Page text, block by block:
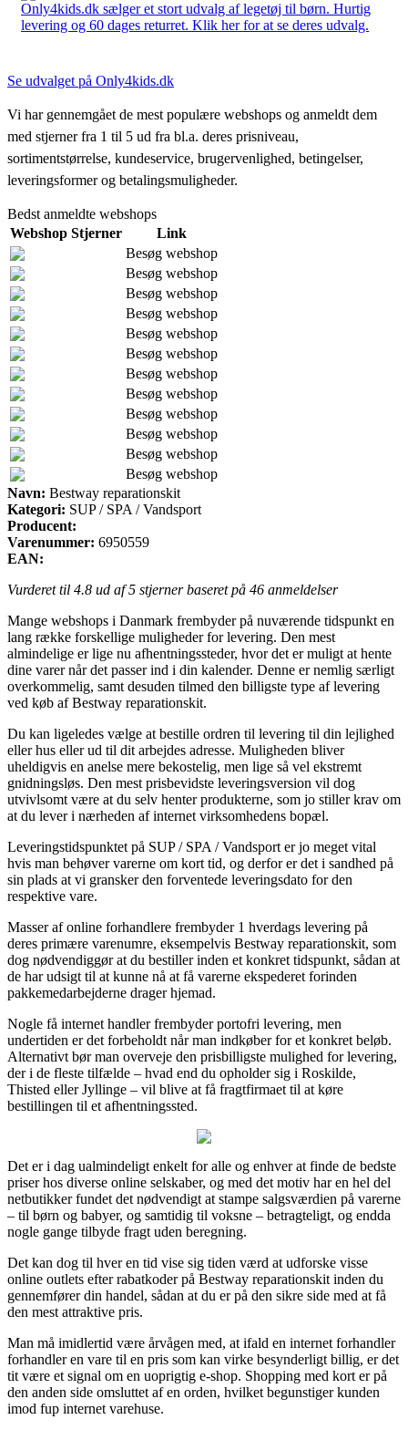
Only4kids.dk sælger et stort udvalg af legetøj til børn. Hurtig
levering og 60 dages returret. Klik her for at se deres udvalg.
Se udvalget på Only4kids.dk
Vi har gennemgået de mest populære webshops og anmeldt dem
med stjerner fra 1 til 5 ud fra bl.a. deres prisniveau,
sortimentstørrelse, kundeservice, brugervenlighed, betingelser,
leveringsformer og betalingsmuligheder.
Bedst anmeldte webshops
Webshop Stjerner
Link
Besøg webshop
Besøg webshop
Besøg webshop
Besøg webshop
Besøg webshop
Besøg webshop
Besøg webshop
Besøg webshop
Besøg webshop
Besøg webshop
Besøg webshop
Besøg webshop
Navn: Bestway reparationskit
Kategori: SUP / SPA / Vandsport
Producent:
Varenummer: 6950559
EAN:
Vurderet til 4.8 ud af 5 stjerner baseret på 46 anmeldelser
Mange webshops i Danmark frembyder på nuværende tidspunkt en
lang række forskellige muligheder for levering. Den mest
almindelige er lige nu afhentningssteder, hvor det er muligt at hente
dine varer når det passer ind i din kalender. Denne er nemlig særligt
overkommelig, samt desuden tilmed den billigste type af levering
ved køb af Bestway reparationskit.
Du kan ligeledes vælge at bestille ordren til levering til din lejlighed
eller hus eller ud til dit arbejdes adresse. Muligheden bliver
uheldigvis en anelse mere bekostelig, men lige så vel ekstremt
gnidningsløs. Den mest prisbevidste leveringsversion vil dog
utvivlsomt være at du selv henter produkterne, som jo stiller krav om
at du lever i nærheden af internet virksomhedens bopæl.
Leveringstidspunktet på SUP / SPA / Vandsport er jo meget vital
hvis man behøver varerne om kort tid, og derfor er det i sandhed på
sin plads at vi gransker den forventede leveringsdato for den
respektive vare.
Masser af online forhandlere frembyder 1 hverdags levering på
deres primære varenumre, eksempelvis Bestway reparationskit, som
dog nødvendiggør at du bestiller inden et konkret tidspunkt, sådan at
de har udsigt til at kunne nå at få varerne ekspederet forinden
pakkemedarbejderne drager hjemad.
Nogle få internet handler frembyder portofri levering, men
undertiden er det forbeholdt når man indkøber for et konkret beløb.
Alternativt bør man overveje den prisbilligste mulighed for levering,
der i de fleste tilfælde – hvad end du opholder sig i Roskilde,
Thisted eller Jyllinge – vil blive at få fragtfirmaet til at køre
bestillingen til et afhentningssted.
Det er i dag ualmindeligt enkelt for alle og enhver at finde de bedste
priser hos diverse online selskaber, og med det motiv har en hel del
netbutikker fundet det nødvendigt at stampe salgsværdien på varerne
– til børn og babyer, og samtidig til voksne – betragteligt, og endda
nogle gange tilbyde fragt uden beregning.
Det kan dog til hver en tid vise sig tiden værd at udforske visse
online outlets efter rabatkoder på Bestway reparationskit inden du
gennemfører din handel, sådan at du er på den sikre side med at få
den mest attraktive pris.
Man må imidlertid være årvågen med, at ifald en internet forhandler
forhandler en vare til en pris som kan virke besynderligt billig, er det
tit være et signal om en uoprigtig e-shop. Shopping med kort er på
den anden side omsluttet af en orden, hvilket begunstiger kunden
imod fup internet varehuse.